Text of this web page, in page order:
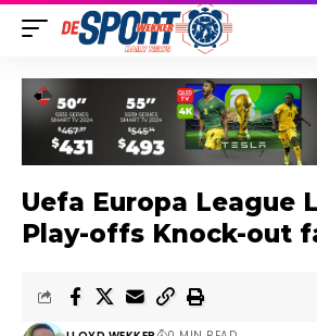
Uefa Europa League
Play-offs Knock-out